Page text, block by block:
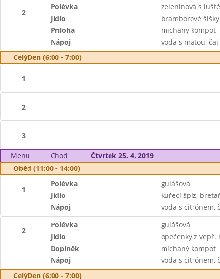
2
Polévka
zeleninová s
Jídlo
bramborové
Příloha
míchaný kompot
Nápoj
voda s mátou,
CelýDen (6:00 - 7:00)
1
2
3
Menu Chod
Čtvrtek 25. 4. 2019
Oběd (11:00 - 14:00)
1
Polévka
gulášová
Jídlo
kuřecí špíz,
Nápoj
voda s citrónem,
2
Polévka
gulášová
Jídlo
opečenky z vepř.
Doplněk
míchaný kompot
Nápoj
voda s citrónem,
CelýDen (6:00 - 7:00)